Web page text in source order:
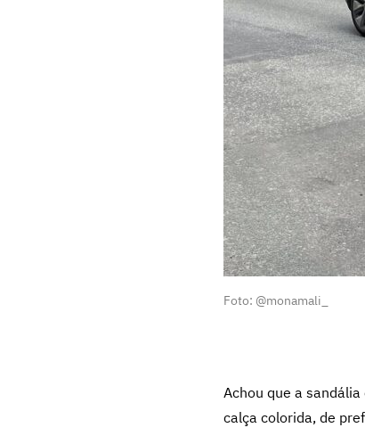
Foto: @monamali_
Achou que a
calça colorida, de